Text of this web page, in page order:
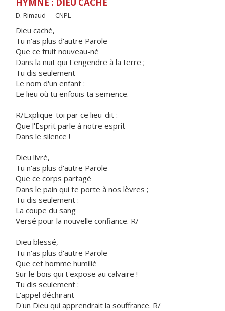
D. Rimaud — CNPL
Dieu caché,
Tu n'as plus d'autre Parole
Que ce fruit nouveau-né
Dans la nuit qui t'engendre à la terre ;
Tu dis seulement
Le nom d'un enfant :
Le lieu où tu enfouis ta semence.
R/Explique-toi par ce lieu-dit :
Que l'Esprit parle à notre esprit
Dans le silence !
Dieu livré,
Tu n'as plus d'autre Parole
Que ce corps partagé
Dans le pain qui te porte à nos lèvres ;
Tu dis seulement :
La coupe du sang
Versé pour la nouvelle confiance. R/
Dieu blessé,
Tu n'as plus d'autre Parole
Que cet homme humilié
Sur le bois qui t'expose au calvaire !
Tu dis seulement :
L'appel déchirant
D'un Dieu qui apprendrait la souffrance. R/